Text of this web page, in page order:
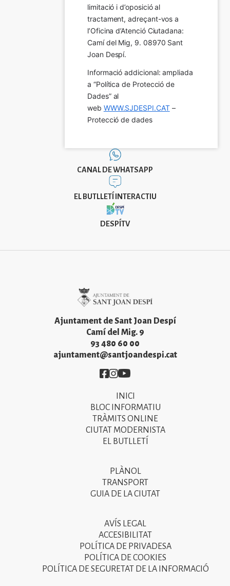
limitació i d’oposició al
tractament, adreçant-vos a
l’Oficina d’Atenció Ciutadana:
Camí del Mig, 9. 08970 Sant
Joan Despí.
Informació addicional: ampliada
a “Política de Protecció de
Dades” al
web WWW.SJDESPI.CAT –
Protecció de dades
CANAL DE WHATSAPP
EL BUTLLETÍ INTERACTIU
DESPÍTV
Ajuntament de Sant Joan Despí
Camí del Mig. 9
93 480 60 00
ajuntament@santjoandespi.cat
Imatge
Imatge
Imatge
INICI
BLOC INFORMATIU
TRÀMITS ONLINE
CIUTAT MODERNISTA
EL BUTLLETÍ
PLÀNOL
TRANSPORT
GUIA DE LA CIUTAT
AVÍS LEGAL
ACCESIBILITAT
POLÍTICA DE PRIVADESA
POLÍTICA DE COOKIES
POLÍTICA DE SEGURETAT DE LA INFORMACIÓ